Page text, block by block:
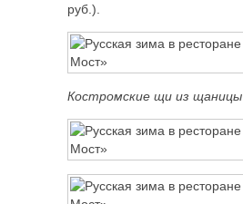
руб.).
Костромские щи из щаницы